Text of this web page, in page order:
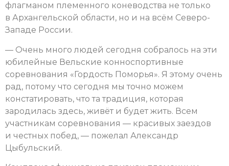
флагманом племенного коневодства не только
в Архангельской области, но и на всём Северо-
Западе России.
— Очень много людей сегодня собралось на эти
юбилейные Вельские конноспортивные
соревнования «Гордость Поморья». Я этому очень
рад, потому что сегодня мы точно можем
констатировать, что та традиция, которая
зародилась здесь, живёт и будет жить. Всем
участникам соревнования — красивых заездов
и честных побед, — пожелал Александр
Цыбульский.